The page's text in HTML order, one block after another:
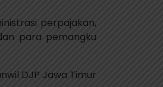
perpajakan,
para pemangku
DJP Jawa Timur